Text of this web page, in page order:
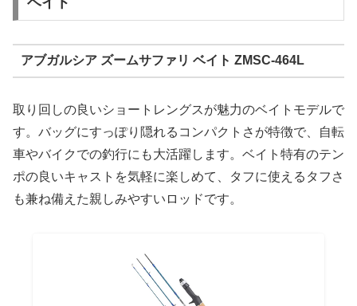
アブガルシア ズームサファリ ベイト ZMSC-464L
取り回しの良いショートレングスが魅力のベイトモデルで
す。バッグにすっぽり隠れるコンパクトさが特徴で、自転
車やバイクでの釣行にも大活躍します。ベイト特有のテン
ポの良いキャストを気軽に楽しめて、タフに使えるタフさ
も兼ね備えた親しみやすいロッドです。